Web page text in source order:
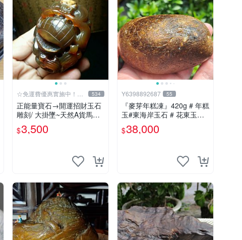
☆免運費優惠實施中！低
於批發價
534
正能量寶石→開運招財玉石
雕刻/ 大掛墜~天然A貨馬達
加斯加金橘紅玉髓{福祿雙
至}MAZ22【紀老師玉石
$3,500
Y6398892687 55
『麥芽年糕凍』420g # 年糕
玉#東海岸玉石 # 花東玉石#
總統石#台灣藍寶
$38,000